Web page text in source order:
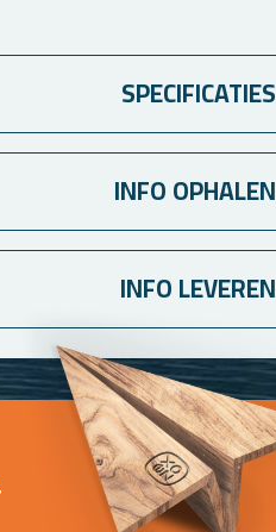
SPECIFICATIES
INFO OPHALEN
INFO LEVEREN